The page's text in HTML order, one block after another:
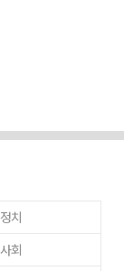
정치
사회